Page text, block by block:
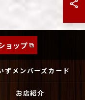
ョップ
ずメンバーズカード
お店紹介